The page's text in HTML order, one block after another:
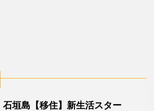
石垣島【移住】新生活スター